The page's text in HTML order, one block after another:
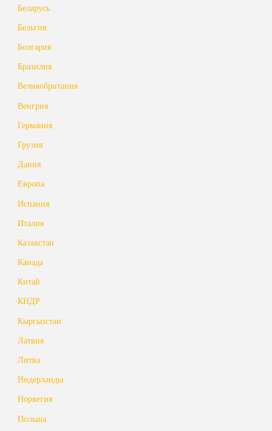
Беларусь
Бельгия
Болгария
Бразилия
Великобритания
Венгрия
Германия
Грузия
Дания
Европа
Испания
Италия
Казахстан
Канада
Китай
КНДР
Кыргызстан
Латвия
Литва
Нидерланды
Норвегия
Польша